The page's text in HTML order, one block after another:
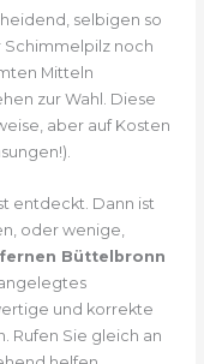
selbigen so
Schimmelpilz noch
Mitteln
zur Wahl. Diese
aber auf Kosten
entdeckt. Dann ist
oder wenige,
Büttelbronn
und korrekte
Rufen Sie gleich an